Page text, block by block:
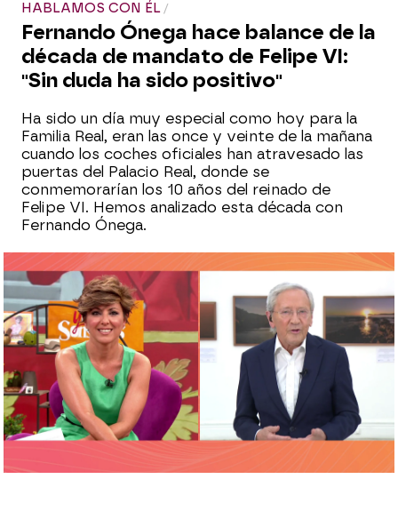
HABLAMOS CON ÉL
Fernando Ónega hace balance de la
década de mandato de Felipe VI:
"Sin duda ha sido positivo"
Ha sido un día muy especial como hoy para la
Familia Real, eran las once y veinte de la mañana
cuando los coches oficiales han atravesado las
puertas del Palacio Real, donde se
conmemorarían los 10 años del reinado de
Felipe VI. Hemos analizado esta década con
Fernando Ónega.
Sara Ruiz
Publicado:19 de junio de 2024, 19:22